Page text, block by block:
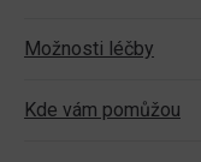
Možnosti léčby
Kde vám pomůžou